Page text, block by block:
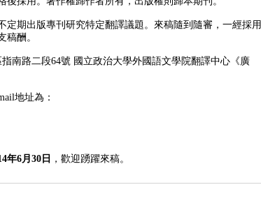
定期出版專刊研究特定翻譯議題。來稿隨到隨審，一經採用
稿酬。
南路二段64號 國立政治大學外國語文學院翻譯中心《廣
地址為：
年6月30日 ，歡迎踴躍來稿。